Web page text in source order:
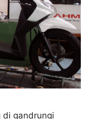
di gandrungi